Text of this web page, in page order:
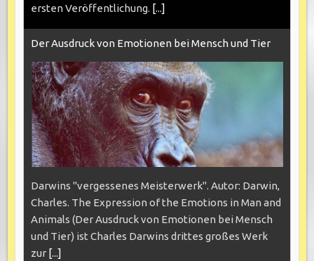
ersten Veröffentlichung. [...]
Der Ausdruck von Emotionen bei Mensch und Tier
Darwins "vergessenes Meisterwerk". Autor: Darwin,
Charles. The Expression of the Emotions in Man and
Animals (Der Ausdruck von Emotionen bei Mensch
und Tier) ist Charles Darwins drittes großes Werk
zur [...]